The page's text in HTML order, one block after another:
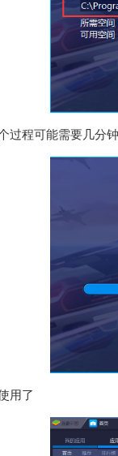
过程可能需要几分钟
用了